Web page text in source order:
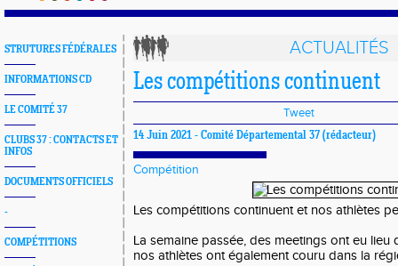
STRUTURES FÉDÉRALES
INFORMATIONS CD
LE COMITÉ 37
CLUBS 37 : CONTACTS ET
INFOS
DOCUMENTS OFFICIELS
-
COMPÉTITIONS
ACTUALITÉS
Les compétitions continuent
Tweet
14 Juin 2021 - Comité Départemental 37 (rédacteur)
Compétition
Les compétitions continuent et nos athlètes
La semaine passée, des meetings ont eu lieu
nos athlètes ont également couru dans la